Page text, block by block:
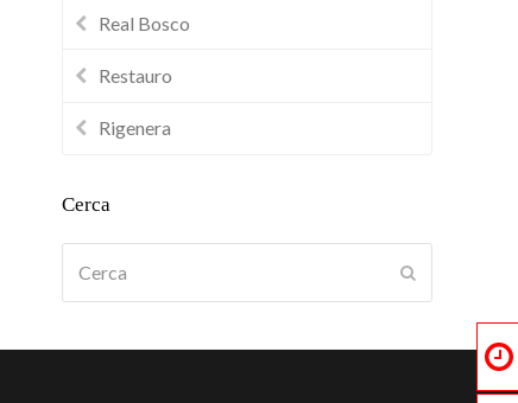
Real Bosco
Restauro
Rigenera
Cerca